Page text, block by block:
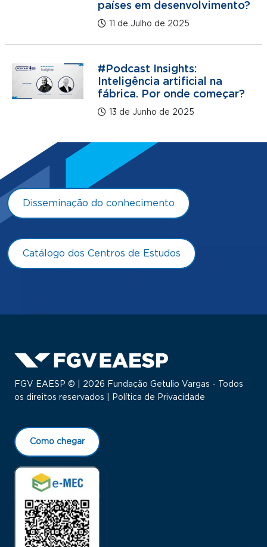
países em desenvolvimento?
11 de Julho de 2025
#Podcast Insights:
Inteligência artificial na
fábrica. Por onde começar?
13 de Junho de 2025
Disseminação do conhecimento
Catálogo dos Centros de Estudos
FGV EAESP © | 2026 Fundação Getulio Vargas - Todos
os direitos reservados |
Política de Privacidade
Como chegar